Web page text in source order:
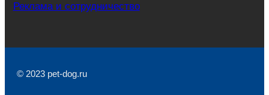
Реклама и сотрудничество
© 2023 pet-dog.ru